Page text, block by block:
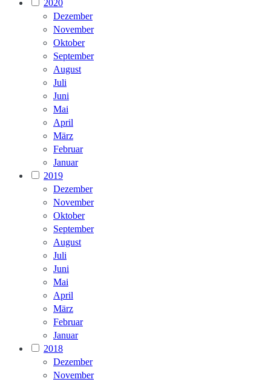
2020
Dezember
November
Oktober
September
August
Juli
Juni
Mai
April
März
Februar
Januar
2019
Dezember
November
Oktober
September
August
Juli
Juni
Mai
April
März
Februar
Januar
2018
Dezember
November